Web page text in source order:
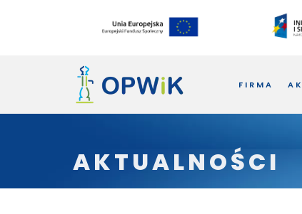
FIRMA
AKTUALNOŚCI